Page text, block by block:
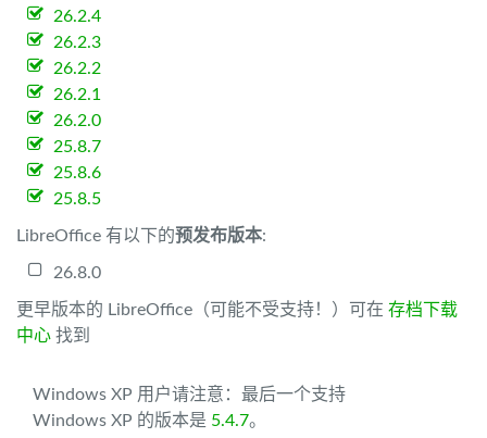
26.2.4
26.2.3
26.2.2
26.2.1
26.2.0
25.8.7
25.8.6
25.8.5
LibreOffice 有以下的预发布版本:
26.8.0
更早版本的 LibreOffice（可能不受支持！）可在 存档下载
中心 找到
Windows XP 用户请注意：最后一个支持
Windows XP 的版本是 5.4.7。